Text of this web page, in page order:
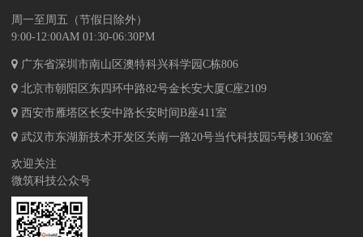
周一至周五（节假日除外）
9:00-12:00AM 01:30-06:30PM
广东省深圳市南山区澳特科兴科学园C栋806
北京市朝阳区东四环中路82号金长安大厦C座2109
西安市雁塔区长安中路长安时间B座411室
武汉市东湖新技术开发区关南一路20号当代科技园5号楼1306室
欢迎关注
微筑科技公众号